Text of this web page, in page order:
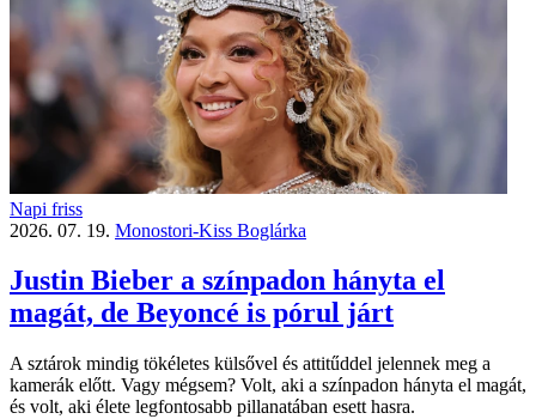
Napi friss
2026. 07. 19. Monostori-Kiss Boglárka
Justin Bieber a színpadon hányta el
magát, de Beyoncé is pórul járt
A sztárok mindig tökéletes külsővel és attitűddel jelennek meg a
kamerák előtt. Vagy mégsem? Volt, aki a színpadon hányta el magát,
és volt, aki élete legfontosabb pillanatában esett hasra.